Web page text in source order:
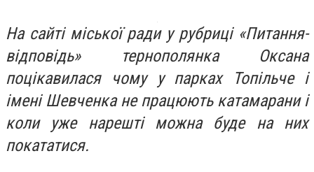
На сайті міської ради у рубриці «Питання-
відповідь» тернополянка Оксана
поцікавилася чому у парках Топільче і
імені Шевченка не працюють катамарани і
коли уже нарешті можна буде на них
покататися.